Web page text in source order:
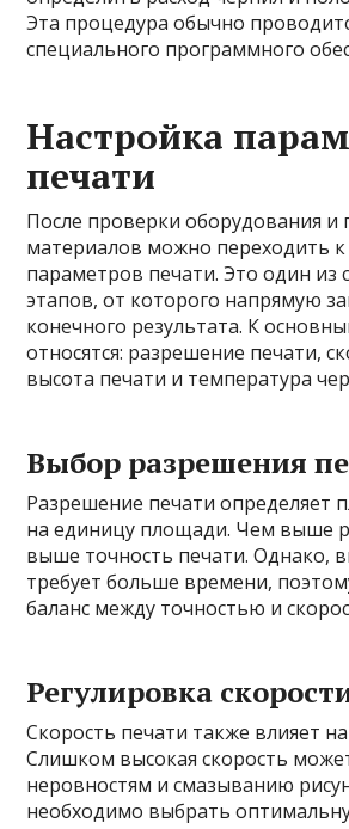
Эта процедура обычно
специального программного
Настройка
печати
После проверки оборудования и
материалов можно переходить к
параметров печати. Это один из
этапов, от которого напрямую
конечного результата. К
относятся: разрешение печати,
высота печати и температура
Выбор разрешения
Разрешение печати определяет
на единицу площади. Чем выше
выше точность печати. Однако,
требует больше времени,
баланс между точностью и
Регулировка
Скорость печати также влияет
Слишком высокая скорость
неровностям и смазыванию
необходимо выбрать